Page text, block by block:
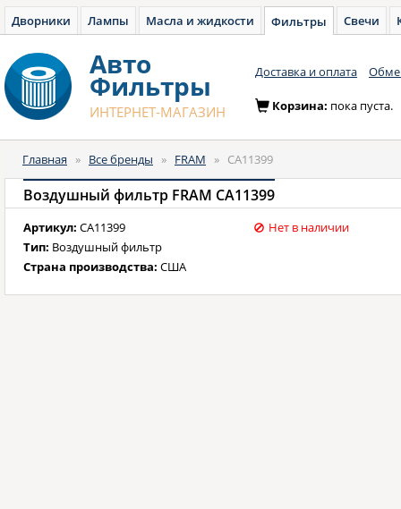
Дворники Лампы Масла и жидкости Фильтры Свечи
Авто
Фильтры
ИНТЕРНЕТ-МАГАЗИН
Доставка и оплата
Корзина: пока пуста.
Главная » Все бренды » FRAM » CA11399
Воздушный фильтр FRAM CA11399
Артикул: CA11399
Тип: Воздушный фильтр
Страна производства: США
Нет в наличии